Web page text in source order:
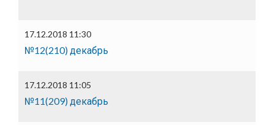
17.12.2018 11:30
№12(210) декабрь
17.12.2018 11:05
№11(209) декабрь